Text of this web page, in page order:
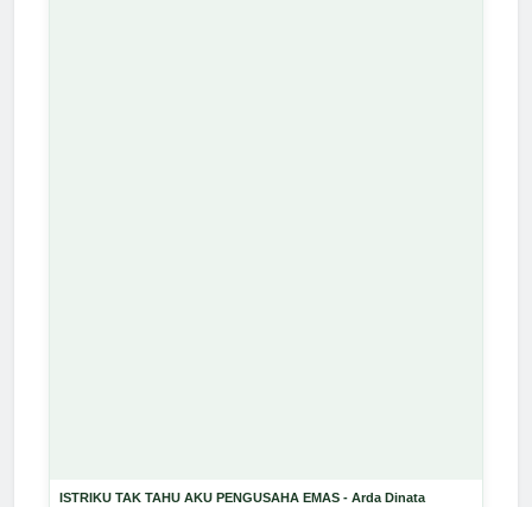
ISTRIKU TAK TAHU AKU PENGUSAHA EMAS - Arda Dinata